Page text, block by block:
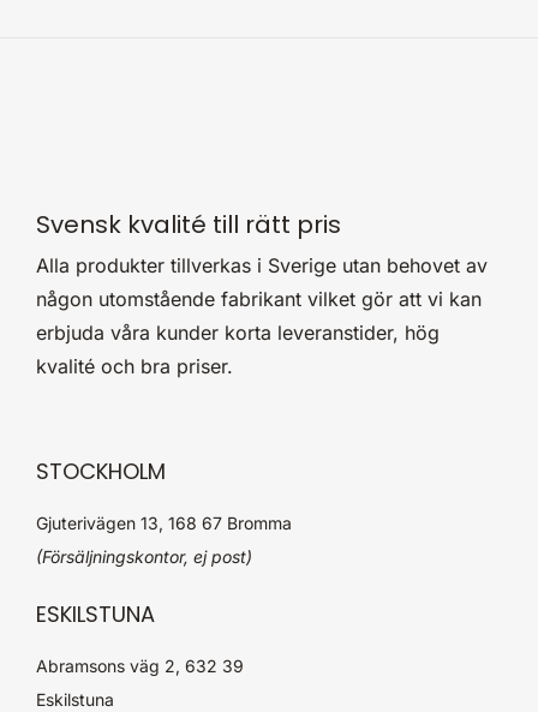
Svensk kvalité till rätt pris
Alla produkter tillverkas i Sverige utan behovet av
någon utomstående fabrikant vilket gör att vi kan
erbjuda våra kunder korta leveranstider, hög
kvalité och bra priser.
STOCKHOLM
Gjuterivägen 13, 168 67 Bromma
(Försäljningskontor, ej post)
ESKILSTUNA
Abramsons väg 2, 632 39
Eskilstuna